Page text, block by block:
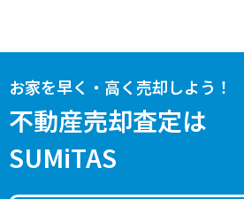
お家を早く・高く売却しよう！
不動産売却査定は
SUMiTAS